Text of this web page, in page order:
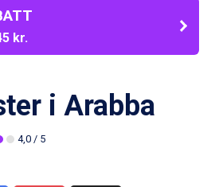
kr.
kr.
kr.
kr.
8.595 kr.
kr.
kr.
i Arabba
4,0 / 5